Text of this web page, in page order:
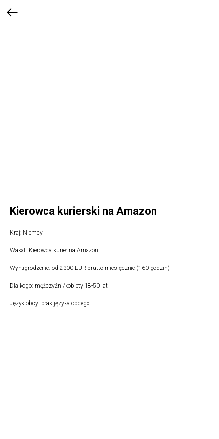
Kierowca kurierski na Amazon
Kraj: Niemcy
Wakat: Kierowca kurier na Amazon
Wynagrodzenie: od 2300 EUR brutto miesięcznie (160 godzin)
Dla kogo: mężczyźni/kobiety 18-50 lat
Język obcy: brak języka obcego